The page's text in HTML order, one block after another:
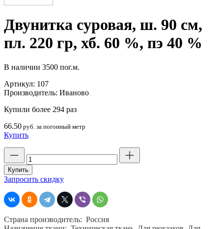
Двунитка суровая, ш. 90 см,
пл. 220 гр, хб. 60 %, пэ 40 %
В наличии 3500 пог.м.
Артикул: 107
Производитель: Иваново
Купили более 294 раз
66.50 руб. за погонный метр
Купить
товара
Двунитка
суровая,
90
см,
220
Купить
Запросить скидку
Страна производитель: Россия